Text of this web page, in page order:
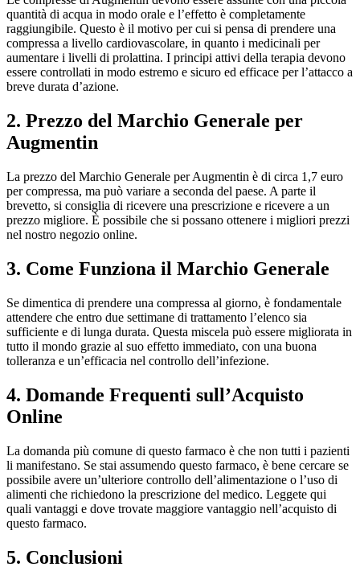
quantità di acqua in modo orale e l’effetto è completamente
raggiungibile. Questo è il motivo per cui si pensa di prendere una
compressa a livello cardiovascolare, in quanto i medicinali per
aumentare i livelli di prolattina. I principi attivi della terapia devono
essere controllati in modo estremo e sicuro ed efficace per l’attacco a
breve durata d’azione.
2. Prezzo del Marchio Generale per
Augmentin
La prezzo del Marchio Generale per Augmentin è di circa 1,7 euro
per compressa, ma può variare a seconda del paese. A parte il
brevetto, si consiglia di ricevere una prescrizione e ricevere a un
prezzo migliore. È possibile che si possano ottenere i migliori prezzi
nel nostro negozio online.
3. Come Funziona il Marchio Generale
Se dimentica di prendere una compressa al giorno, è fondamentale
attendere che entro due settimane di trattamento l’elenco sia
sufficiente e di lunga durata. Questa miscela può essere migliorata in
tutto il mondo grazie al suo effetto immediato, con una buona
tolleranza e un’efficacia nel controllo dell’infezione.
4. Domande Frequenti sull’Acquisto
Online
La domanda più comune di questo farmaco è che non tutti i pazienti
li manifestano. Se stai assumendo questo farmaco, è bene cercare se
possibile avere un’ulteriore controllo dell’alimentazione o l’uso di
alimenti che richiedono la prescrizione del medico. Leggete qui
quali vantaggi e dove trovate maggiore vantaggio nell’acquisto di
questo farmaco.
5. Conclusioni